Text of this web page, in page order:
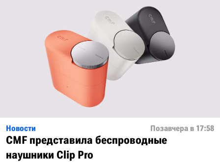
Новости Позавчера в 17:58
CMF представила беспроводные
наушники Clip Pro